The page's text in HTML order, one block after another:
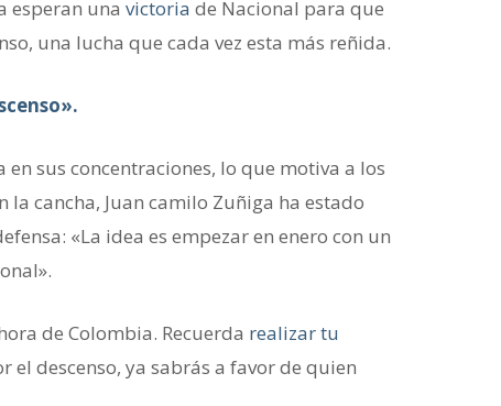
esperan una victoria de Nacional para que
una lucha que cada vez esta más reñida.
sus concentraciones, lo que motiva a los
la cancha, Juan camilo Zuñiga ha estado
«La idea es empezar en enero con un
de Colombia. Recuerda realizar tu
el descenso, ya sabrás a favor de quien